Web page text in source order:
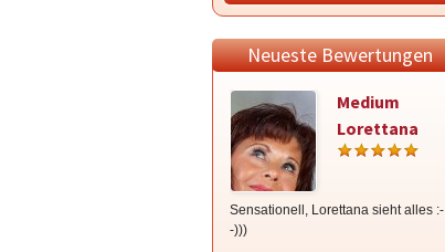
Neueste Bewertungen
Medium
Lorettana
Sensationell, Lorettana sieht alles :-
-)))